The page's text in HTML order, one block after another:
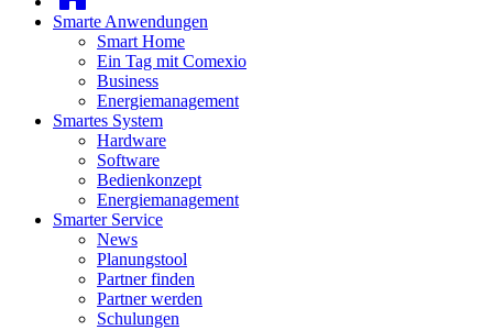
Smarte Anwendungen
Smart Home
Ein Tag mit Comexio
Business
Energiemanagement
Smartes System
Hardware
Software
Bedienkonzept
Energiemanagement
Smarter Service
News
Planungstool
Partner finden
Partner werden
Schulungen